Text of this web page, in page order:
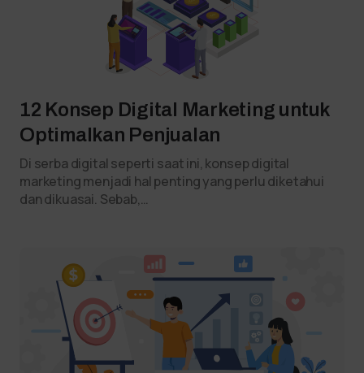
12 Konsep Digital Marketing untuk
Optimalkan Penjualan
Di serba digital seperti saat ini, konsep digital
marketing menjadi hal penting yang perlu diketahui
dan dikuasai. Sebab,…